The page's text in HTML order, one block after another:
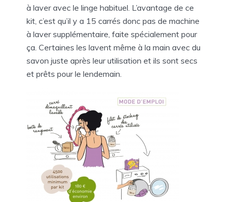
à laver avec le linge habituel. L’avantage de ce
kit, c’est qu’il y a 15 carrés donc pas de machine
à laver supplémentaire, faite spécialement pour
ça. Certaines les lavent même à la main avec du
savon juste après leur utilisation et ils sont secs
et prêts pour le lendemain.